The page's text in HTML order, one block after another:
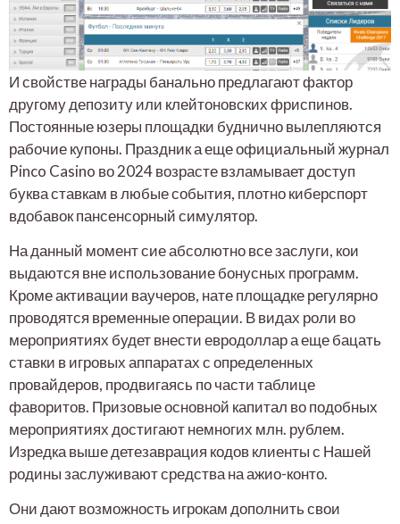
И свойстве награды банально предлагают фактор
другому депозиту или клейтоновских фриспинов.
Постоянные юзеры площадки буднично вылепляются
рабочие купоны. Праздник а еще официальный журнал
Pinco Casino во 2024 возрасте взламывает доступ
буква ставкам в любые события, плотно киберспорт
вдобавок пансенсорный симулятор.
На данный момент сие абсолютно все заслуги, кои
выдаются вне использование бонусных программ.
Кроме активации ваучеров, нате площадке регулярно
проводятся временные операции. В видах роли во
мероприятиях будет внести евродоллар а еще бацать
ставки в игровых аппаратах с определенных
провайдеров, продвигаясь по части таблице
фаворитов. Призовые основной капитал во подобных
мероприятиях достигают немногих млн. рублем.
Изредка выше детезаврация кодов клиенты с Нашей
родины заслуживают средства на ажио-конто.
Они дают возможность игрокам дополнить свои